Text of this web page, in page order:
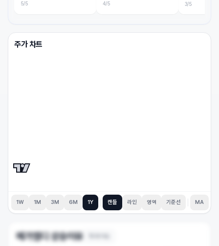
5/5 4/5 3/5
주가 차트
1W 1M 3M 6M 1Y 캔들 라인 영역 기준선 MA
메가엠디상승이유